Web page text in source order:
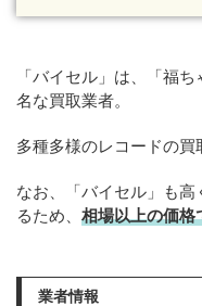
「バイセル」は、「福
名な買取業者。
多種多様のレコードの買
なお、「バイセル」も
るため、 相場以上の価格
業者情報